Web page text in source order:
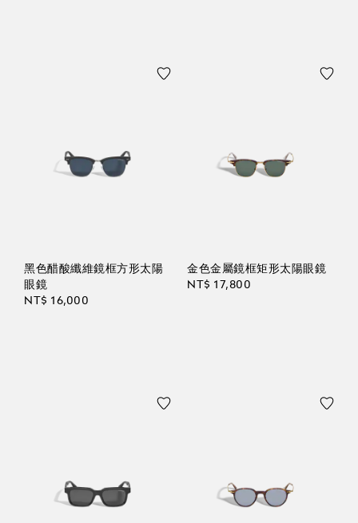
黑色醋酸纖維鏡框方形太陽
眼鏡
NT$ 16,000
金色金屬鏡框矩形太陽眼鏡
NT$ 17,800